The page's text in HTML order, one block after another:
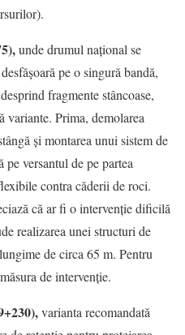
unde drumul național se
pe o singură bandă,
fragmente stâncoase,
variante. Prima, demolarea
și montarea unui sistem de
pe versantul de pe partea
contra căderii de roci.
că ar fi o intervenție dificilă
realizarea unei structuri de
de circa 65 m. Pentru
de intervenție.
varianta recomandată